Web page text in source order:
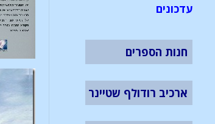
עדכונים
חנות הספרים
ארכיב רודולף שטיינר